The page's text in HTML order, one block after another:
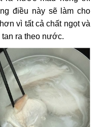
điều này sẽ làm cho
vì tất cả chất ngọt và
ra theo nước.